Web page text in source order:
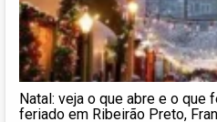
Natal: veja o que abre e o que
feriado em Ribeirão Preto,